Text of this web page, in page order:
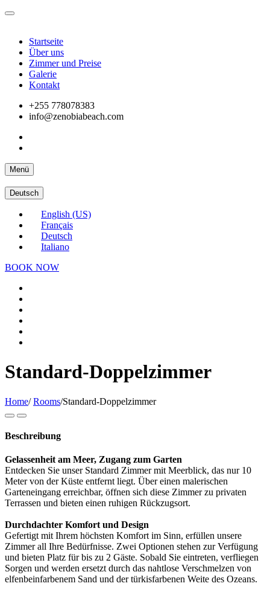
Startseite
Über uns
Zimmer und Preise
Galerie
Kontakt
+255 778078383
info@zenobiabeach.com
Menü
Deutsch
English (US)
Français
Deutsch
Italiano
BOOK NOW
Standard-Doppelzimmer
Home/ Rooms/Standard-Doppelzimmer
Beschreibung
Gelassenheit am Meer, Zugang zum Garten
Entdecken Sie unser Standard Zimmer mit Meerblick, das nur 10
Meter von der Küste entfernt liegt. Über einen malerischen
Garteneingang erreichbar, öffnen sich diese Zimmer zu privaten
Terrassen und bieten einen ruhigen Rückzugsort.
Durchdachter Komfort und Design
Gefertigt mit Ihrem höchsten Komfort im Sinn, erfüllen unsere
Zimmer all Ihre Bedürfnisse. Zwei Optionen stehen zur Verfügung
und bieten Platz für bis zu 2 Gäste. Sobald Sie eintreten, verfliegen
Sorgen und werden ersetzt durch das nahtlose Verschmelzen von
elfenbeinfarbenem Sand und der türkisfarbenen Weite des Ozeans.